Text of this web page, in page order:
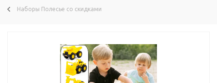
Наборы Полесье со скидками